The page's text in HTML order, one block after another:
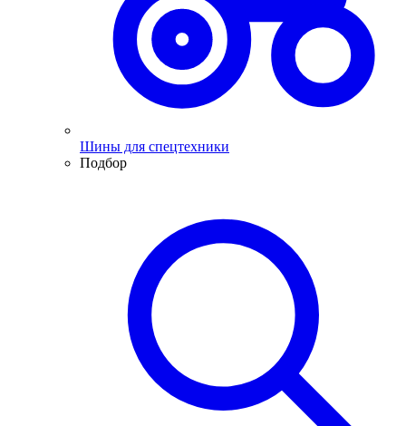
Шины для спецтехники
Подбор